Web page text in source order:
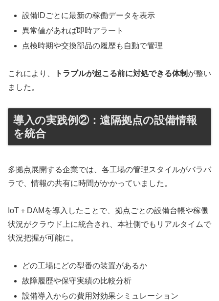
設備IDごとに最新の稼働データを表示
異常値があれば即時アラート
点検時期や交換部品の履歴も自動で管理
これにより、 トラブルが起こる前に対処できる体制 が整い
ました。
導入の実践例②：遠隔拠点の設備情報
を統合
多拠点展開する企業では、各工場の管理スタイルがバラバ
ラで、情報の共有に時間がかかっていました。
IoT＋DAMを導入したことで、拠点ごとの設備台帳や稼働
状況がクラウド上に統合され、本社側でもリアルタイムで
状況把握が可能に。
どの工場にどの型番の装置があるか
故障履歴や保守実績の比較分析
設備導入からの費用対効果シミュレーション